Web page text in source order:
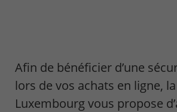
Afin de bénéficier d’une
lors de vos achats en ligne,
Luxembourg vous propose